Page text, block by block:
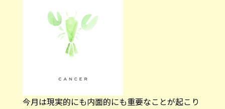
今月は現実的にも内面的にも重要なことが起こり